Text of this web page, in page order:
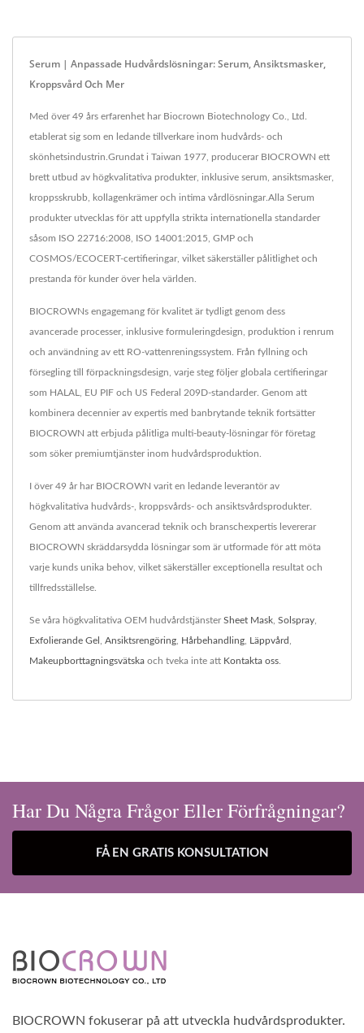
Serum | Anpassade Hudvårdslösningar: Serum, Ansiktsmasker,
Kroppsvård Och Mer
Med över 49 års erfarenhet har Biocrown Biotechnology Co., Ltd.
etablerat sig som en ledande tillverkare inom hudvårds- och
skönhetsindustrin.Grundat i Taiwan 1977, producerar BIOCROWN ett
brett utbud av högkvalitativa produkter, inklusive serum, ansiktsmasker,
kroppsskrubb, kollagenkrämer och intima vårdlösningar.Alla Serum
produkter utvecklas för att uppfylla strikta internationella standarder
såsom ISO 22716:2008, ISO 14001:2015, GMP och
COSMOS/ECOCERT-certifieringar, vilket säkerställer pålitlighet och
prestanda för kunder över hela världen.
BIOCROWNs engagemang för kvalitet är tydligt genom dess
avancerade processer, inklusive formuleringdesign, produktion i renrum
och användning av ett RO-vattenreningssystem. Från fyllning och
försegling till förpackningsdesign, varje steg följer globala certifieringar
som HALAL, EU PIF och US Federal 209D-standarder. Genom att
kombinera decennier av expertis med banbrytande teknik fortsätter
BIOCROWN att erbjuda pålitliga multi-beauty-lösningar för företag
som söker premiumtjänster inom hudvårdsproduktion.
I över 49 år har BIOCROWN varit en ledande leverantör av
högkvalitativa hudvårds-, kroppsvårds- och ansiktsvårdsprodukter.
Genom att använda avancerad teknik och branschexpertis levererar
BIOCROWN skräddarsydda lösningar som är utformade för att möta
varje kunds unika behov, vilket säkerställer exceptionella resultat och
tillfredsställelse.
Se våra högkvalitativa OEM hudvårdstjänsterSheet Mask, Solspray,
Exfolierande Gel , Ansiktsrengöring, Hårbehandling, Läppvård ,
Makeupborttagningsvätska och tveka inte att Kontakta oss.
Har Du Några Frågor Eller Förfrågningar?
FÅ EN GRATIS KONSULTATION
BIOCROWN fokuserar på att utveckla hudvårdsprodukter.